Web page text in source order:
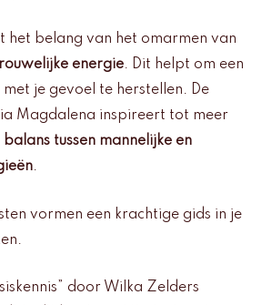
het belang van het omarmen van
energie. Dit helpt om een
je gevoel te herstellen. De
Magdalena inspireert tot meer
balans tussen mannelijke en
.
vormen een krachtige gids in je
door Wilka Zelders